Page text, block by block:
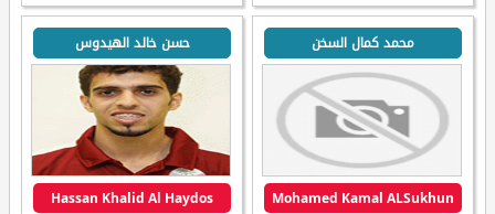
محمد كمال السخن
Mohamed Kamal ALSukhun
حسن خالد الهيدوس
Hassan Khalid Al Haydos